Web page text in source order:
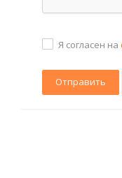
Я согласен на